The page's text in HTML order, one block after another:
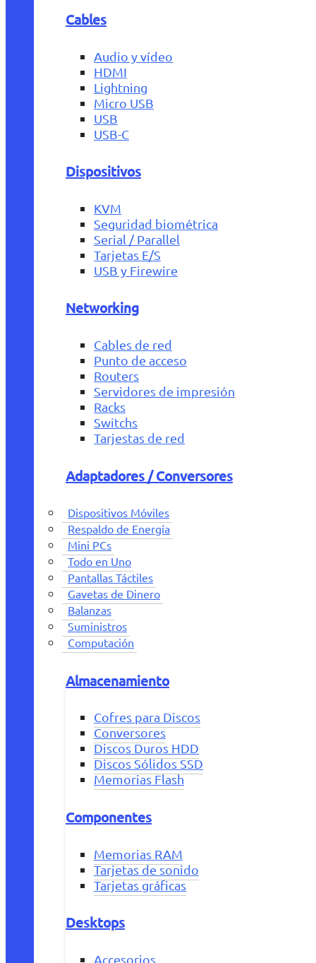
Cables
Audio y vídeo
HDMI
Lightning
Micro USB
USB
USB-C
Dispositivos
KVM
Seguridad biométrica
Serial / Parallel
Tarjetas E/S
USB y Firewire
Networking
Cables de red
Punto de acceso
Routers
Servidores de impresión
Racks
Switchs
Tarjestas de red
Adaptadores / Conversores
Dispositivos Móviles
Respaldo de Energía
Mini PCs
Todo en Uno
Pantallas Táctiles
Gavetas de Dinero
Balanzas
Suministros
Computación
Almacenamiento
Cofres para Discos
Conversores
Discos Duros HDD
Discos Sólidos SSD
Memorias Flash
Componentes
Memorias RAM
Tarjetas de sonido
Tarjetas gráficas
Desktops
Accesorios